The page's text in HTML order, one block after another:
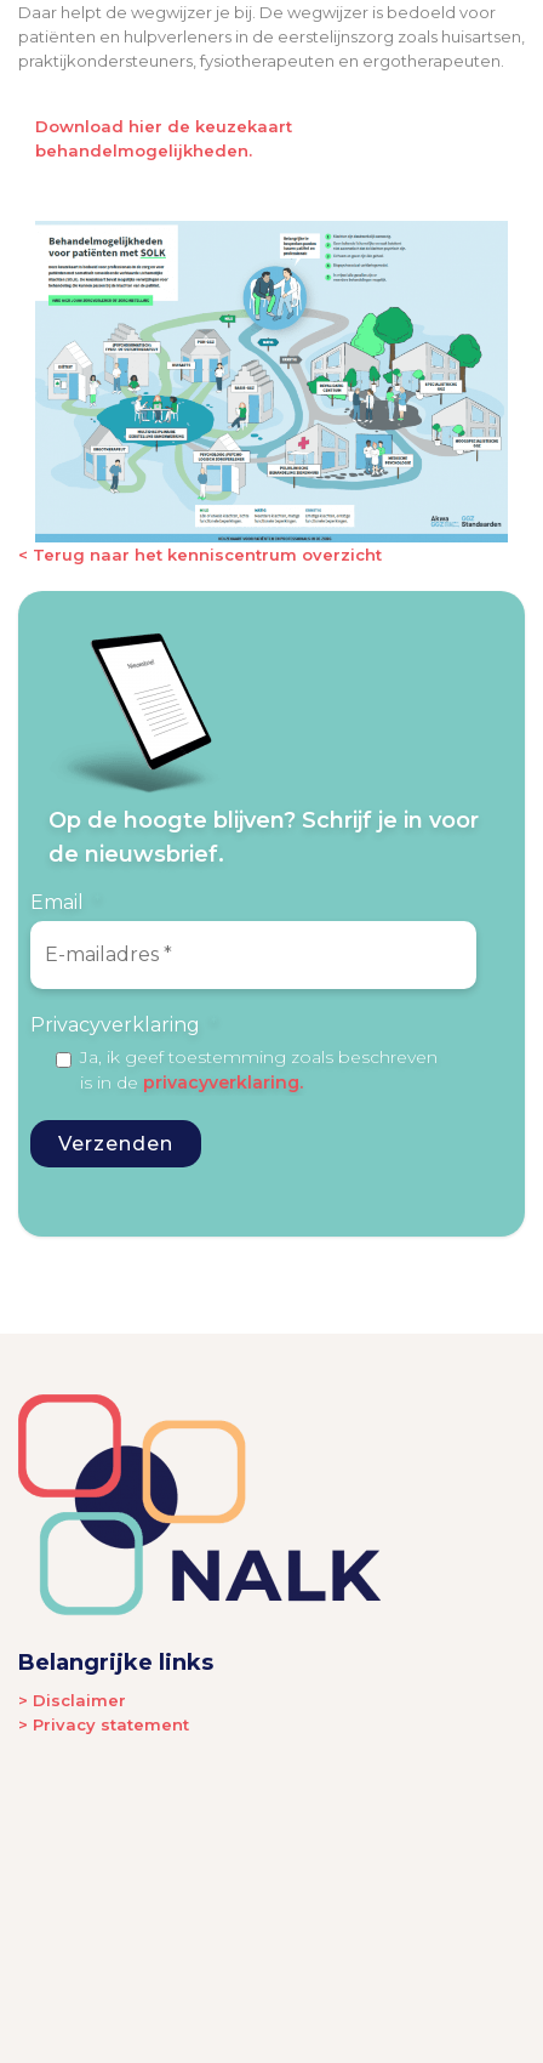
Daar helpt de wegwijzer je bij. De wegwijzer is bedoeld voor
patiënten en hulpverleners in de eerstelijnszorg zoals huisartsen,
praktijkondersteuners, fysiotherapeuten en ergotherapeuten.
Download hier de keuzekaart
behandelmogelijkheden.
< Terug naar het kenniscentrum overzicht
Op de hoogte blijven? Schrijf je in voor
de nieuwsbrief.
Email
Privacyverklaring
Ja, ik geef toestemming zoals beschreven
is in de privacyverklaring.
Belangrijke links
> Disclaimer
> Privacy statement